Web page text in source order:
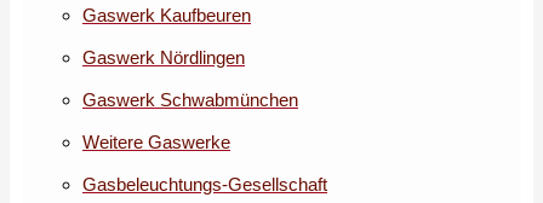
Gaswerk Kaufbeuren
Gaswerk Nördlingen
Gaswerk Schwabmünchen
Weitere Gaswerke
Gasbeleuchtungs-Gesellschaft